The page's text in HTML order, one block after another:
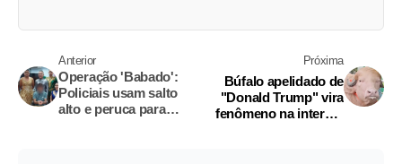
Anterior
Operação 'Babado':
Policiais usam salto
alto e peruca para
Próxima
Búfalo apelidado de
"Donald Trump" vira
fenômeno na internet